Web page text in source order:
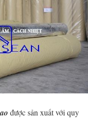
được sản xuất với quy